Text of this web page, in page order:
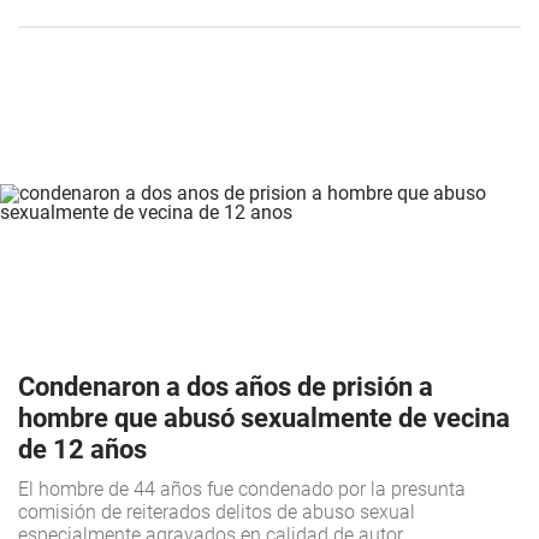
Condenaron a dos años de prisión a
hombre que abusó sexualmente de vecina
de 12 años
El hombre de 44 años fue condenado por la presunta
comisión de reiterados delitos de abuso sexual